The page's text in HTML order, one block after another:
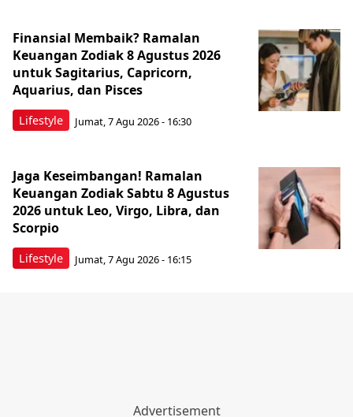
Lifestyle
Finansial Membaik? Ramalan
Keuangan Zodiak 8 Agustus 2026
untuk Sagitarius, Capricorn,
Aquarius, dan Pisces
Jumat, 7 Agu 2026 - 16:30
Lifestyle
Jaga Keseimbangan! Ramalan
Keuangan Zodiak Sabtu 8 Agustus
2026 untuk Leo, Virgo, Libra, dan
Scorpio
Jumat, 7 Agu 2026 - 16:15